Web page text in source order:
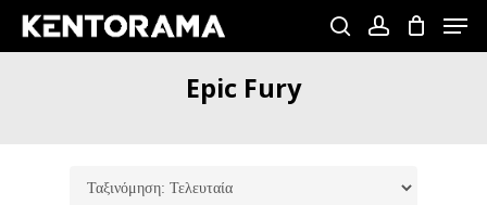
Skip
searchaccount
Menu
Epic Fury